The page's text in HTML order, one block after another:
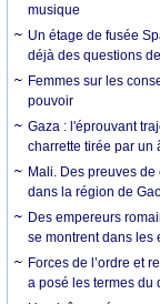
musique
Un étage de fusée
déjà des questions
Femmes sur les
pouvoir
Gaza : l'éprouvant
charrette tirée par un
Mali. Des preuves
dans la région de
Des empereurs
se montrent dans les
Forces de l’ordre et
a posé les termes du